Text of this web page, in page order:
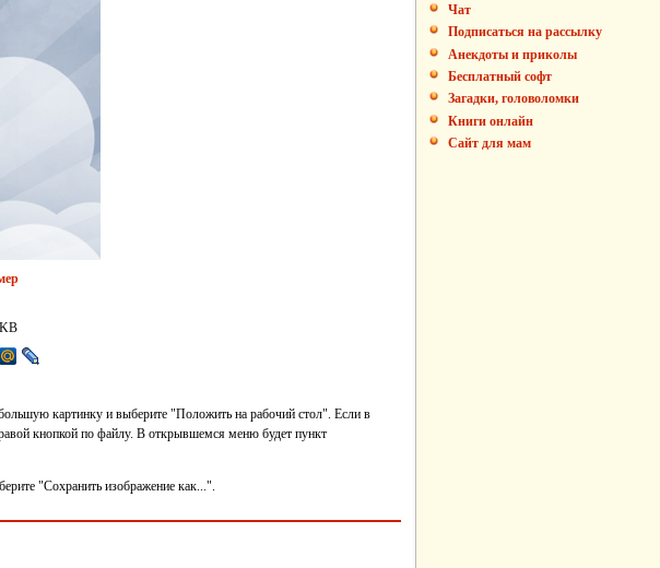
картинку и выберите "Положить на рабочий стол". Если в
кнопкой по файлу. В открывшемся меню будет пункт
"Сохранить изображение как...".
Чат
Подписаться на рассылку
Анекдоты и приколы
Бесплатный софт
Загадки, головоломки
Книги онлайн
Сайт для мам